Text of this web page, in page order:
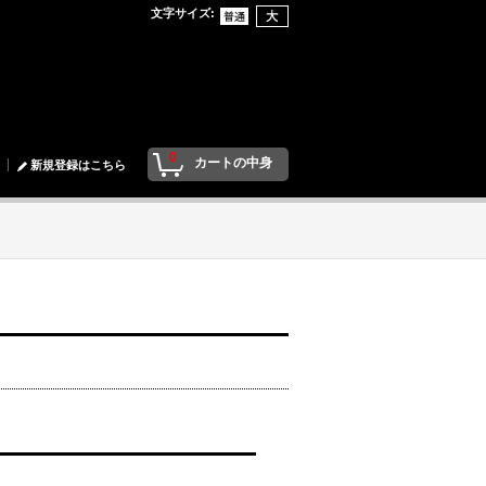
文字サイズ:
0 カートの中身
新規登録はこちら